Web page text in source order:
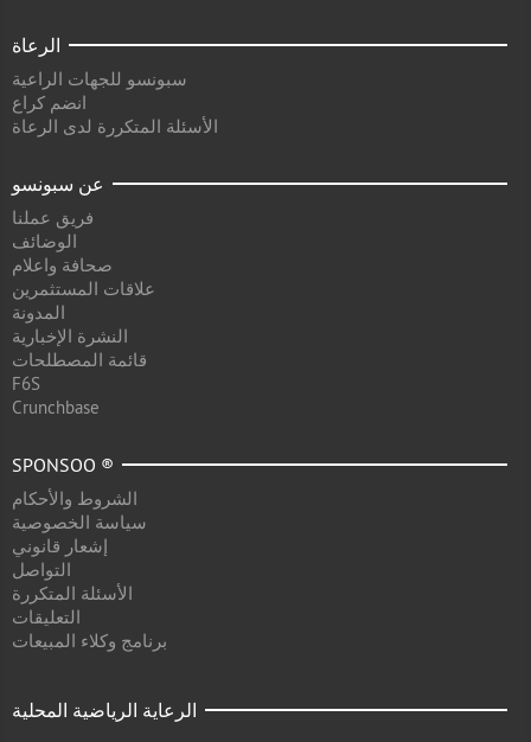
الرعاة
سبونسو للجهات الراعية
انضم كراع
الأسئلة المتكررة لدى الرعاة
عن سبونسو
فريق عملنا
الوضائف
صحافة واعلام
علاقات المستثمرين
المدونة
النشرة الإخبارية
قائمة المصطلحات
F6S
Crunchbase
SPONSOO ®
الشروط والأحكام
سياسة الخصوصية
إشعار قانوني
التواصل
الأسئلة المتكررة
التعليقات
برنامج وكلاء المبيعات
الرعاية الرياضية المحلية